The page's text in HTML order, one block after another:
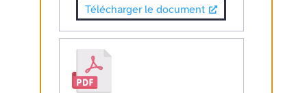
Télécharger le document